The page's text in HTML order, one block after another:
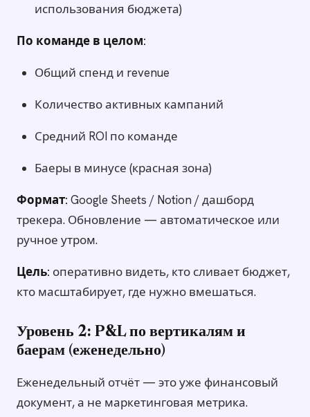
использования бюджета)
По команде в целом:
Общий спенд и revenue
Количество активных кампаний
Средний ROI по команде
Баеры в минусе (красная зона)
Формат: Google Sheets / Notion / дашборд
трекера. Обновление — автоматическое или
ручное утром.
Цель: оперативно видеть, кто сливает бюджет,
кто масштабирует, где нужно вмешаться.
Уровень 2: P&L по вертикалям и
баерам (еженедельно)
Еженедельный отчёт — это уже финансовый
документ, а не маркетинговая метрика.